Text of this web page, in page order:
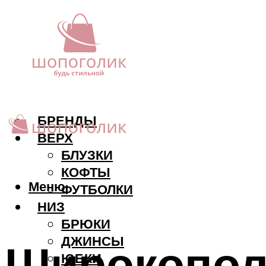
БРЕНДЫ
ВЕРХ
БЛУЗКИ
КОФТЫ
ФУТБОЛКИ
НИЗ
БРЮКИ
ДЖИНСЫ
ЮБКИ
Меню